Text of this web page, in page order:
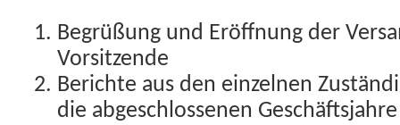
Begrüßung und Eröffnung der
Vorsitzende
Berichte aus den einzelnen
die abgeschlossenen